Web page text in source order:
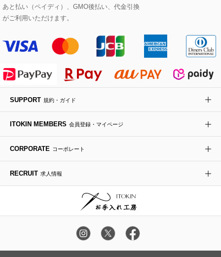
ポーチ
アイウェア
レッグウェア
時計
その他のグッズ・小物
その他のバッグ
その他のシューズ
その他のアートフラワー
あと払い（ペイディ）、GMO後払い、代金引換
がご利用いただけます。
SUPPORT 規約・ガイド
ITOKIN MEMBERS 会員登録・マイページ
CORPORATE コーポレート
RECRUIT 求人情報